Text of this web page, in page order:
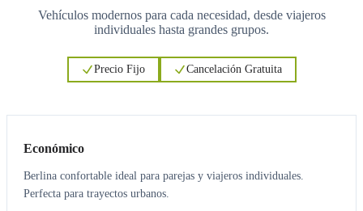
Vehículos modernos para cada necesidad, desde viajeros
individuales hasta grandes grupos.
Precio Fijo Cancelación Gratuita
Económico
Berlina confortable ideal para parejas y viajeros individuales.
Perfecta para trayectos urbanos.